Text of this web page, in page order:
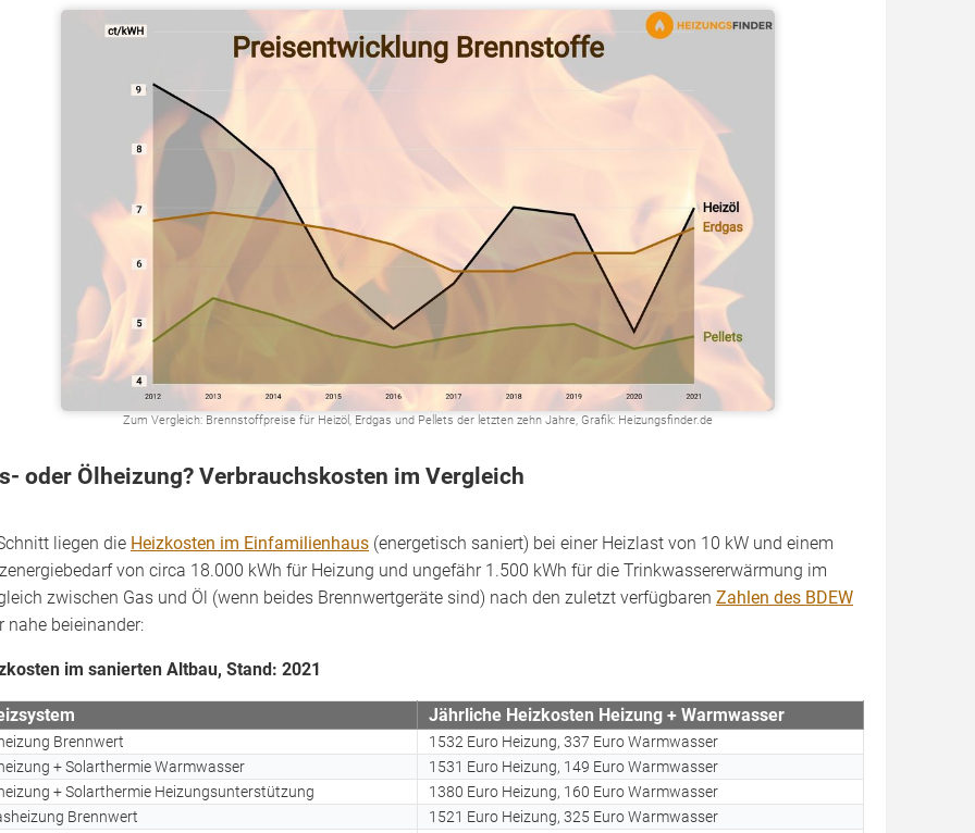
Zum Vergleich: Brennstoffpreise für Heizöl, Erdgas und Pellets der letzten zehn Jahre, Grafik: Heizungsfinder.de
oder Ölheizung? Verbrauchskosten im Vergleich
liegen die Heizkosten im Einfamilienhaus (energetisch saniert) bei einer Heizlast von 10 kW und einem
von circa 18.000 kWh für Heizung und ungefähr 1.500 kWh für die Trinkwassererwärmung im
zwischen Gas und Öl (wenn beides Brennwertgeräte sind) nach den zuletzt verfügbaren Zahlen des BDEW
nahe beieinander:
im sanierten Altbau, Stand: 2021
Jährliche Heizkosten Heizung + Warmwasser
Brennwert
1532 Euro Heizung, 337 Euro Warmwasser
+ Solarthermie Warmwasser
1531 Euro Heizung, 149 Euro Warmwasser
+ Solarthermie Heizungsunterstützung
1380 Euro Heizung, 160 Euro Warmwasser
Brennwert
1521 Euro Heizung, 325 Euro Warmwasser